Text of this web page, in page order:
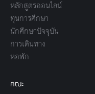
หลักสูตรออนไลน์
ทุนการศึกษา
นักศึกษาปัจจุบัน
การเดินทาง
หอพัก
คณะ